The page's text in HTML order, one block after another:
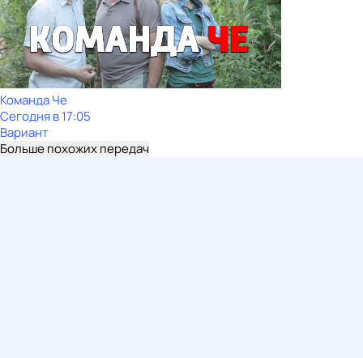
Команда Че
Сегодня в 17:05
Вариант
Больше похожих передач